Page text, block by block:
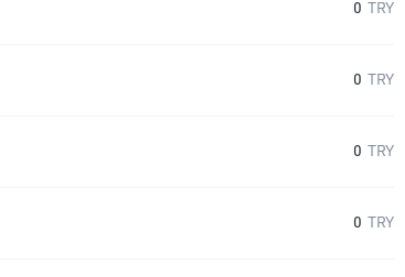
0 TRY
0 TRY
0 TRY
0 TRY